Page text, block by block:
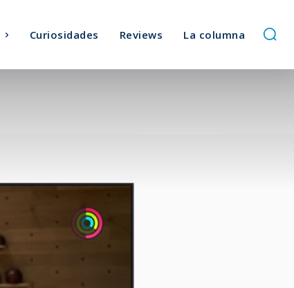
Curiosidades Reviews La columna